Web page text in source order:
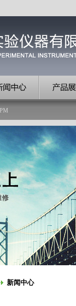
PM
新闻中心